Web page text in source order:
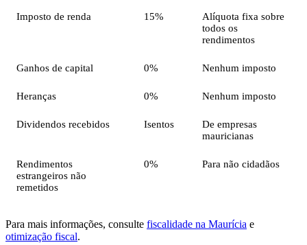
Imposto de renda 15%
Alíquota fixa sobre
todos os
rendimentos
Ganhos de capital 0% Nenhum imposto
Heranças 0% Nenhum imposto
Dividendos recebidos Isentos
De empresas
mauricianas
Rendimentos
estrangeiros não
remetidos
0% Para não cidadãos
Para mais informações, consulte fiscalidade na Maurícia e
otimização fiscal.